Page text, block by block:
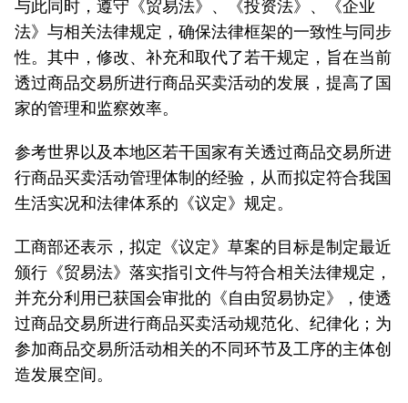
与此同时，遵守《贸易法》、《投资法》、《企业
法》与相关法律规定，确保法律框架的一致性与同步
性。其中，修改、补充和取代了若干规定，旨在当前
透过商品交易所进行商品买卖活动的发展，提高了国
家的管理和监察效率。
参考世界以及本地区若干国家有关透过商品交易所进
行商品买卖活动管理体制的经验，从而拟定符合我国
生活实况和法律体系的《议定》规定。
工商部还表示，拟定《议定》草案的目标是制定最近
颁行《贸易法》落实指引文件与符合相关法律规定，
并充分利用已获国会审批的《自由贸易协定》，使透
过商品交易所进行商品买卖活动规范化、纪律化；为
参加商品交易所活动相关的不同环节及工序的主体创
造发展空间。